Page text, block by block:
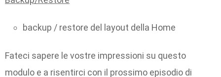
backup / restore del layout della Home
Fateci sapere le vostre impressioni su questo
modulo e a risentirci con il prossimo episodio di